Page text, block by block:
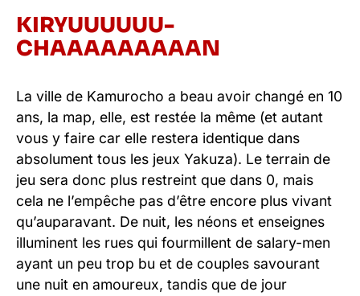
KIRYUUUUUU-
CHAAAAAAAAAN
La ville de Kamurocho a beau avoir changé en 10
ans, la map, elle, est restée la même (et autant
vous y faire car elle restera identique dans
absolument tous les jeux Yakuza). Le terrain de
jeu sera donc plus restreint que dans 0, mais
cela ne l’empêche pas d’être encore plus vivant
qu’auparavant. De nuit, les néons et enseignes
illuminent les rues qui fourmillent de salary-men
ayant un peu trop bu et de couples savourant
une nuit en amoureux, tandis que de jour